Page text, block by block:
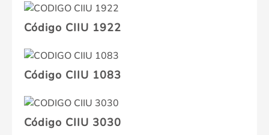
Código CIIU 1922
Código CIIU 1083
Código CIIU 3030